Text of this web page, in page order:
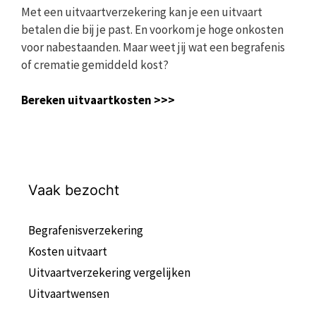
Met een uitvaartverzekering kan je een uitvaart
betalen die bij je past. En voorkom je hoge onkosten
voor nabestaanden. Maar weet jij wat een begrafenis
of crematie gemiddeld kost?
Bereken uitvaartkosten >>>
Vaak bezocht
Begrafenisverzekering
Kosten uitvaart
Uitvaartverzekering vergelijken
Uitvaartwensen